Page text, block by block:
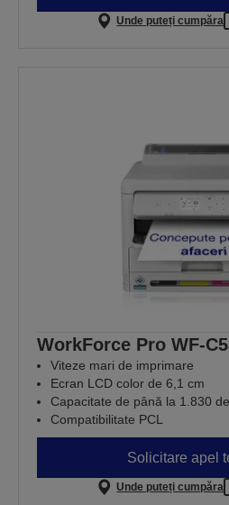
Unde puteți cumpăra
WorkForce Pro WF-
Viteze mari de imprimare
Ecran LCD color de 6,1 cm
Capacitate de până la 1.830
Compatibilitate PCL
Solicitare apel
Unde puteți cumpăra